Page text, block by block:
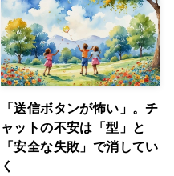
「送信ボタンが怖い」。チ
ャットの不安は「型」と
「安全な失敗」で消してい
く